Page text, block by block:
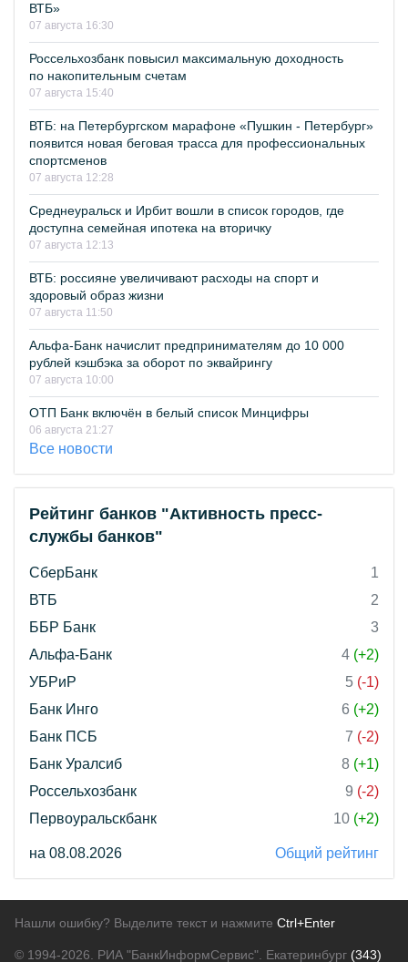
ВТБ»
07 августа 16:30
Россельхозбанк повысил максимальную доходность
по накопительным счетам
07 августа 15:40
ВТБ: на Петербургском марафоне «Пушкин - Петербург»
появится новая беговая трасса для профессиональных
спортсменов
07 августа 12:28
Среднеуральск и Ирбит вошли в список городов, где
доступна семейная ипотека на вторичку
07 августа 12:13
ВТБ: россияне увеличивают расходы на спорт и
здоровый образ жизни
07 августа 11:50
Альфа-Банк начислит предпринимателям до 10 000
рублей кэшбэка за оборот по эквайрингу
07 августа 10:00
ОТП Банк включён в белый список Минцифры
06 августа 21:27
Все новости
Рейтинг банков "Активность пресс-
службы банков"
СберБанк
1
ВТБ
2
ББР Банк
3
Альфа-Банк
4 (+2)
УБРиР
5 (-1)
Банк Инго
6 (+2)
Банк ПСБ
7 (-2)
Банк Уралсиб
8 (+1)
Россельхозбанк
9 (-2)
Первоуральскбанк
10 (+2)
на 08.08.2026 Общий рейтинг
Нашли ошибку? Выделите текст и нажмите Ctrl+Enter
© 1994-2026. РИА "БанкИнформСервис". Екатеринбург (343)